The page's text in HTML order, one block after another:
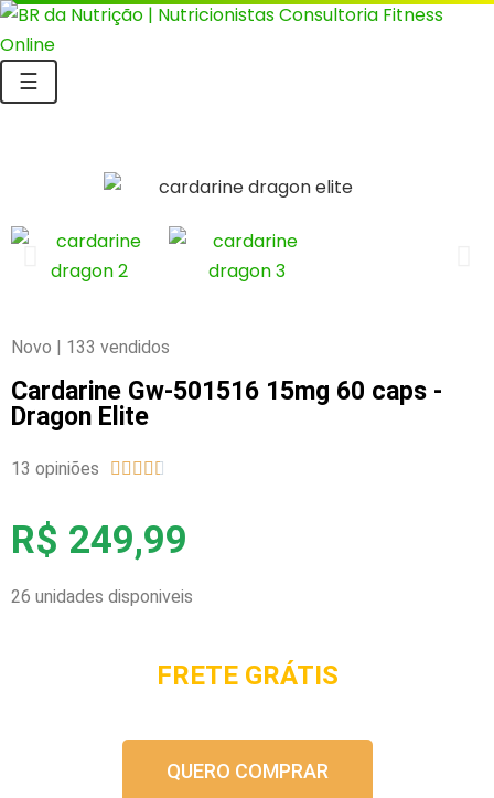
☰
Novo | 133 vendidos
Cardarine Gw-501516 15mg 60 caps -
Dragon Elite
13 opiniões     
R$ 249,99
26 unidades disponiveis
FRETE GRÁTIS
QUERO COMPRAR